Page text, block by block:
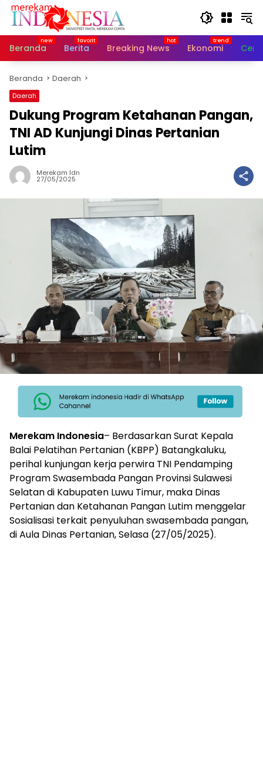
Langsung
Beranda
Berita Breaking News Ekonomi
Beranda Daerah
Daerah
Dukung Program Ketahanan Pangan,
TNI AD Kunjungi Dinas Pertanian
Lutim
Merekam Idn
27/05/2025
Merekam Indonesia– Berdasarkan Surat Kepala
Balai Pelatihan Pertanian (KBPP) Batangkaluku,
perihal kunjungan kerja perwira TNI Pendamping
Program Swasembada Pangan Provinsi Sulawesi
Selatan di Kabupaten Luwu Timur, maka Dinas
Pertanian dan Ketahanan Pangan Lutim menggelar
Sosialisasi terkait penyuluhan swasembada pangan,
di Aula Dinas Pertanian, Selasa (27/05/2025).